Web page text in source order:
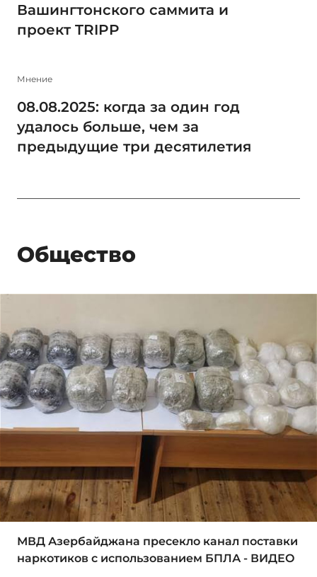
Вашингтонского саммита и
проект TRIPP
Мнение
08.08.2025: когда за один год
удалось больше, чем за
предыдущие три десятилетия
Общество
МВД Азербайджана пресекло канал поставки
наркотиков с использованием БПЛА - ВИДЕО